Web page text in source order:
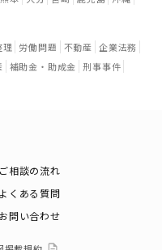
理 労働問題 不動産 企業法務
補助金・助成金 刑事事件
ご相談の流れ
よくある質問
お問い合わせ